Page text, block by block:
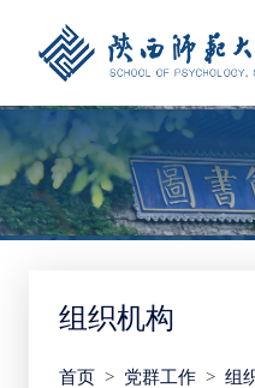
组织机构
首页 > 党群工作 > 组